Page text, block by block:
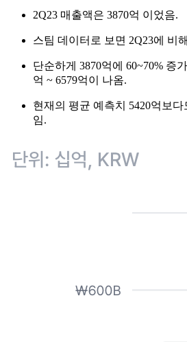
2Q23 매출액은 3870억 이었음.
스팀 데이터로 보면 2Q23에 비
단순하게 3870억에 60~70% 증
억 ~ 6579억이 나옴.
현재의 평균 예측치 5420억보다
임.